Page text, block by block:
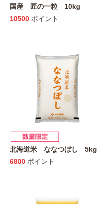
国産 匠の一粒 10kg
10500 ポイント
北海道米 ななつぼし 5kg
6800 ポイント